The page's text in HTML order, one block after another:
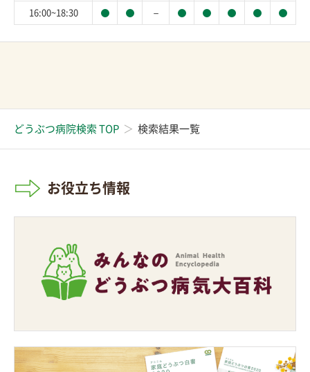
16:00~18:30 －
どうぶつ病院検索 TOP 検索結果一覧
お役立ち情報